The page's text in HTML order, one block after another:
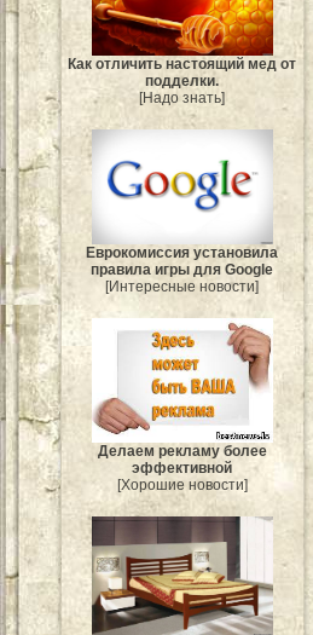
Как отличить настоящий мед от
подделки.
[Надо знать]
Еврокомиссия установила
правила игры для Google
[Интересные новости]
Делаем рекламу более
эффективной
[Хорошие новости]